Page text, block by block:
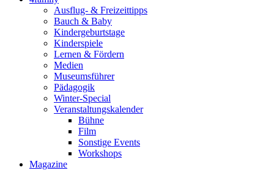
Ausflug- & Freizeittipps
Bauch & Baby
Kindergeburtstage
Kinderspiele
Lernen & Fördern
Medien
Museumsführer
Pädagogik
Winter-Special
Veranstaltungskalender
Bühne
Film
Sonstige Events
Workshops
Magazine